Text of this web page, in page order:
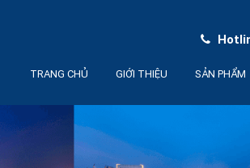
TRANG CHỦ GIỚI THIỆU SẢN PHẨM